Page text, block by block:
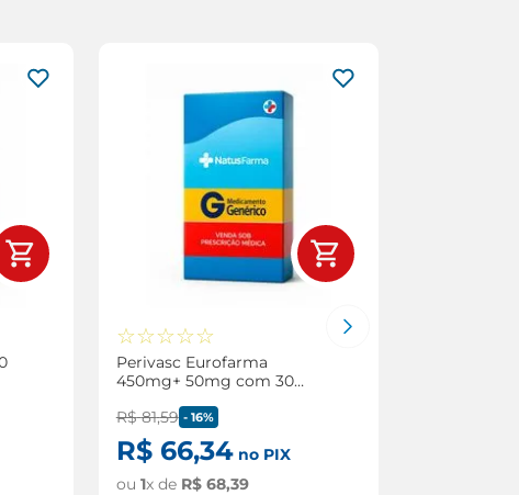
☆☆☆☆☆
Perivasc Eurofarma
450mg+ 50mg com 30
R$ 81,59 - 16%
R$ 66,34no PIX
ou 1x de R$ 68,39